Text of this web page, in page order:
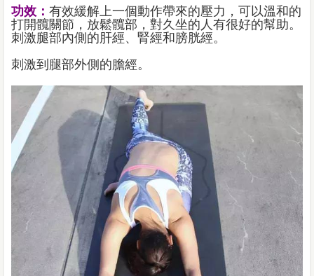
功效： 有效緩解上一個動作帶來的壓力，可以溫和的
打開髖關節，放鬆髖部，對久坐的人有很好的幫助。
刺激腿部內側的肝經、腎經和膀胱經。
刺激到腿部外側的膽經。